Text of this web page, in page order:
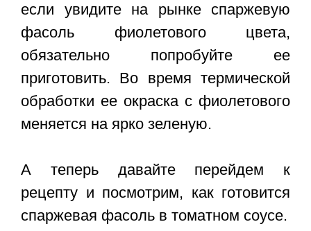
если увидите на рынке спаржевую
фасоль фиолетового цвета,
обязательно попробуйте ее
приготовить. Во время термической
обработки ее окраска с фиолетового
меняется на ярко зеленую.
А теперь давайте перейдем к
рецепту и посмотрим, как готовится
спаржевая фасоль в томатном соусе.